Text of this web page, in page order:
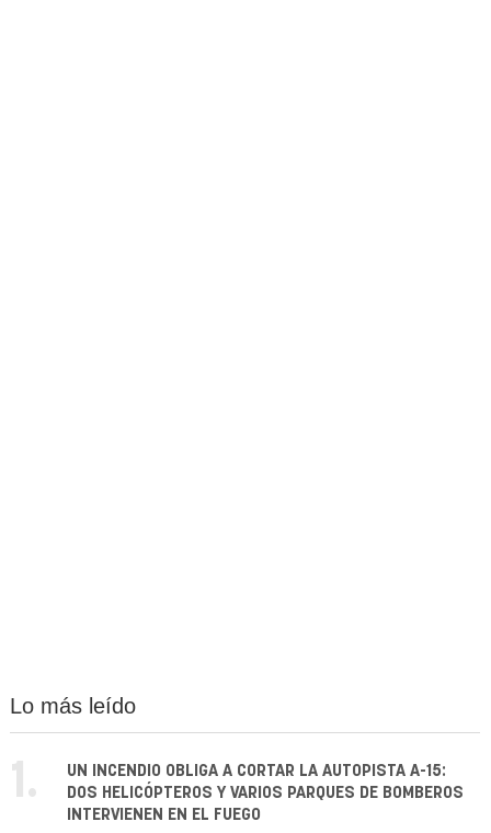
Lo más leído
1.
UN INCENDIO OBLIGA A CORTAR LA AUTOPISTA A-15:
DOS HELICÓPTEROS Y VARIOS PARQUES DE BOMBEROS
INTERVIENEN EN EL FUEGO